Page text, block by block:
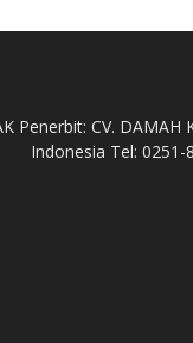
Penerbit: CV.
Indonesia Tel: